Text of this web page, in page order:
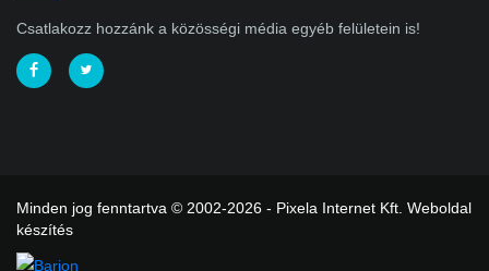
Csatlakozz hozzánk a közösségi média egyéb felületein is!
Minden jog fenntartva © 2002-2026 - Pixela Internet Kft. Weboldal
készítés